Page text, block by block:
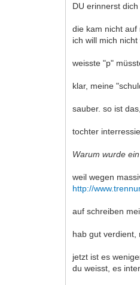
DU erinnerst
die kam nicht auf
ich will mich nicht
weisste "p"
klar, meine
sauber. so ist
tochter
Warum wurde
weil wegen
http://
auf schreiben
hab gut verdient,
jetzt ist es
du weisst, es